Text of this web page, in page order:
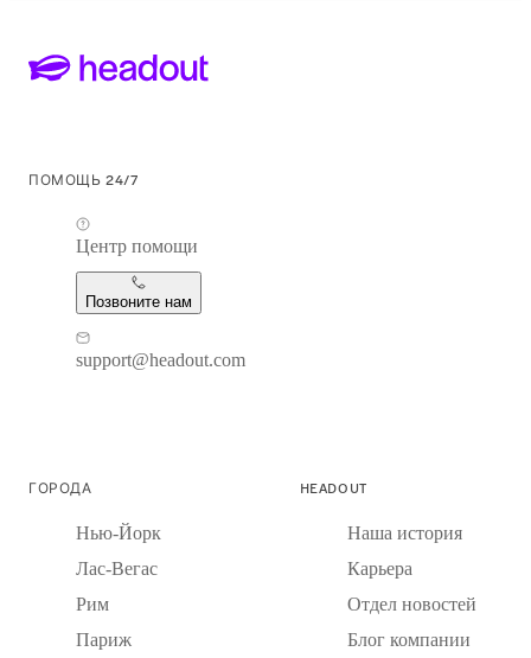
ПОМОЩЬ 24/7
Центр помощи
Позвоните нам
support@headout.com
ГОРОДА
Нью-Йорк
Лас-Вегас
Рим
Париж
HEADOUT
Наша история
Карьера
Отдел новостей
Блог компании